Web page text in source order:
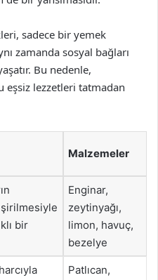
sadece bir yemek
zamanda sosyal bağları
Bu nedenle,
eşsiz lezzetleri tatmadan
Malzemeler
bir
Enginar,
zeytinyağı,
limon, havuç,
bezelye
Patlıcan,